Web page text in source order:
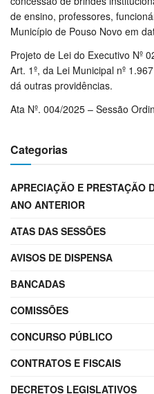
de ensino, professores,
Município de Pouso Novo em
Projeto de Lei do Executivo Nº
Art. 1º, da Lei Municipal nº
dá outras providências.
Ata Nº. 004/2025 – Sessão
Categorias
APRECIAÇÃO E PRESTAÇÃO
ANO ANTERIOR
ATAS DAS SESSÕES
AVISOS DE DISPENSA
BANCADAS
COMISSÕES
CONCURSO PÚBLICO
CONTRATOS E FISCAIS
DECRETOS LEGISLATIVOS